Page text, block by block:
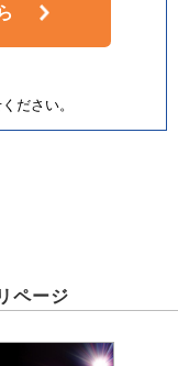
ださい。
ページ